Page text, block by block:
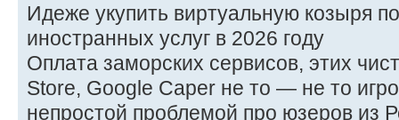
Идеже укупить виртуальную козыря
иностранных услуг в 2026 году
Оплата заморских сервисов, этих
Store, Google Caper не то — не то
непростой проблемой про юзеров из